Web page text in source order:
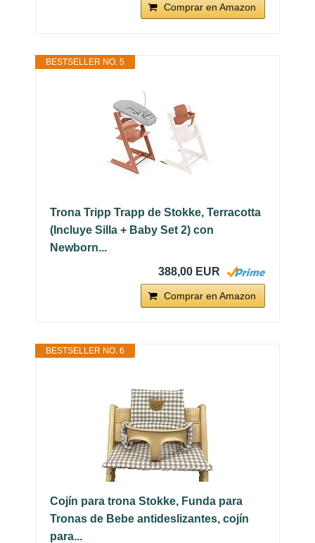
Comprar en Amazon
BESTSELLER NO. 5
Trona Tripp Trapp de Stokke, Terracotta
(Incluye Silla + Baby Set 2) con
Newborn...
388,00 EUR
Comprar en Amazon
BESTSELLER NO. 6
Cojín para trona Stokke, Funda para
Tronas de Bebe antideslizantes, cojín
para...